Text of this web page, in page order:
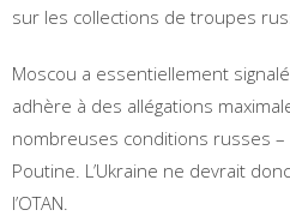
sur les collections de troupes
Moscou a essentiellement
adhère à des allégations
nombreuses conditions russes
Poutine. L’Ukraine ne devrait
l’OTAN.